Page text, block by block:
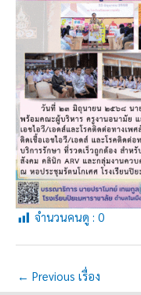
จำนวนคนดู : 0
← Previous เรื่อง